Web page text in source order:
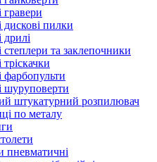
пилки
та заклепочники
шуруповерти
штукатурний розпилювач
по металу